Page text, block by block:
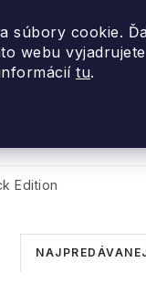
súbory cookie.
webu
tu.
Edition
R